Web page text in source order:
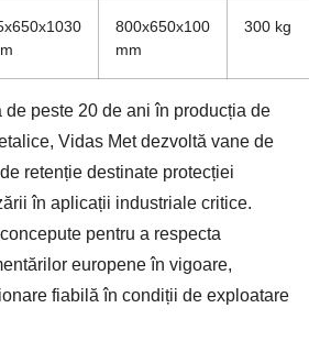
800x650x100
mm
300 kg
de peste 20 de ani în producția de
Vidas Met dezvoltă vane de
retenție destinate protecției
în aplicații industriale critice.
pentru a respecta
europene în vigoare,
fiabilă în condiții de exploatare